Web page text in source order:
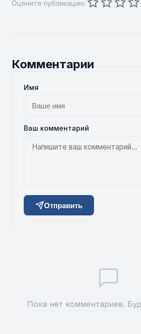
Оцените публикацию:
Комментарии
Имя
Ваш комментарий
Отправить
Пока нет комментариев.